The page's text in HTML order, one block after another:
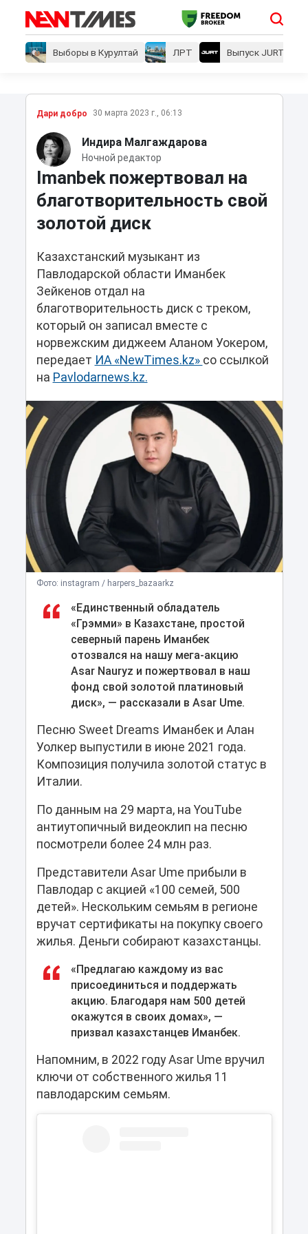
Выборы в Курултай ЛРТ Выпуск JURT
Дари добро 30 марта 2023 г., 06:13
Индира Малгаждарова
Ночной редактор
Imanbek пожертвовал на
благотворительность свой
золотой диск
Казахстанский музыкант из
Павлодарской области Иманбек
Зейкенов отдал на
благотворительность диск с треком,
который он записал вместе с
норвежским диджеем Аланом Уокером,
передает ИА «NewTimes.kz» со ссылкой
на Pavlodarnews.kz.
Фото: instagram / harpers_bazaarkz
«Единственный обладатель
«Грэмми» в Казахстане, простой
северный парень Иманбек
отозвался на нашу мега-акцию
Asar Nauryz и пожертвовал в наш
фонд свой золотой платиновый
диск», — рассказали в Asar Ume.
Песню Sweet Dreams Иманбек и Алан
Уолкер выпустили в июне 2021 года.
Композиция получила золотой статус в
Италии.
По данным на 29 марта, на YouTube
антиутопичный видеоклип на песню
посмотрели более 24 млн раз.
Представители Asar Ume прибыли в
Павлодар с акцией «100 семей, 500
детей». Нескольким семьям в регионе
вручат сертификаты на покупку своего
жилья. Деньги собирают казахстанцы.
«Предлагаю каждому из вас
присоединиться и поддержать
акцию. Благодаря нам 500 детей
окажутся в своих домах», —
призвал казахстанцев Иманбек.
Напомним, в 2022 году Asar Ume вручил
ключи от собственного жилья 11
павлодарским семьям.